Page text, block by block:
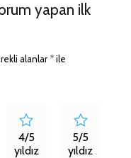
yapan ilk
alanlar *ile
4/5
yıldız
5/5
yıldız